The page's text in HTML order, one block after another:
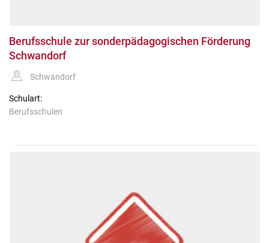
Berufsschule zur sonderpädagogischen Förderung
Schwandorf
Schwandorf
Schulart:
Berufsschulen